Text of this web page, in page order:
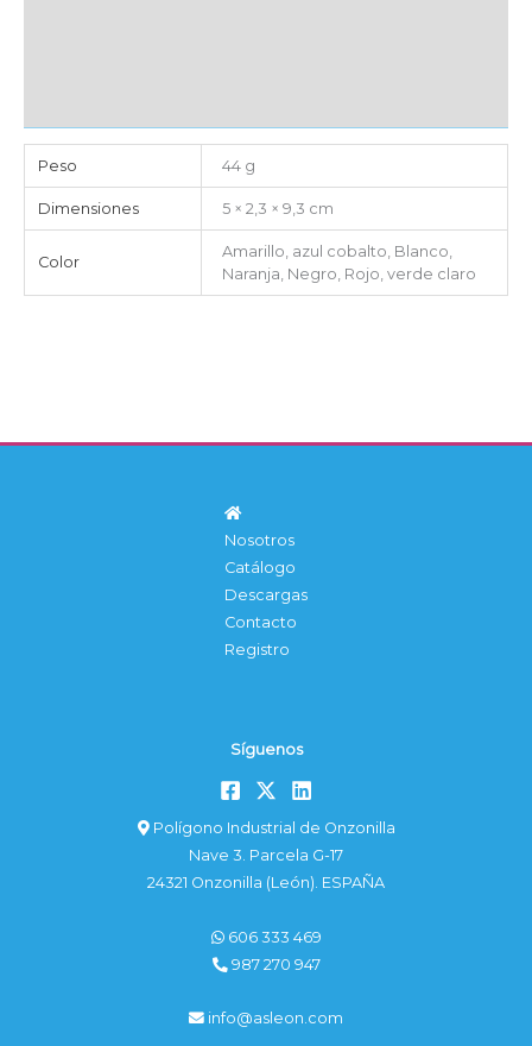
Peso 44 g
Dimensiones 5 × 2,3 × 9,3 cm
Color
Amarillo, azul cobalto, Blanco,
Naranja, Negro, Rojo, verde claro
Nosotros
Catálogo
Descargas
Contacto
Registro
Síguenos
Polígono Industrial de Onzonilla
Nave 3. Parcela G-17
24321 Onzonilla (León). ESPAÑA
606 333 469
987 270 947
info@asleon.com